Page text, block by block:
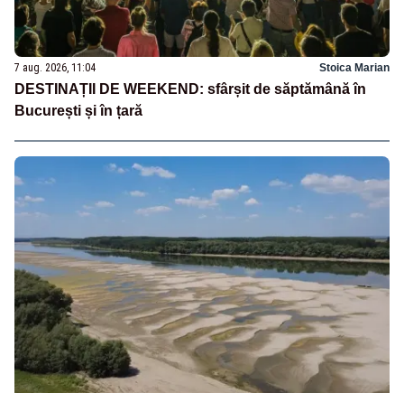
7 aug. 2026, 11:04 Stoica Marian
DESTINAȚII DE WEEKEND: sfârșit de săptămână în
București și în țară